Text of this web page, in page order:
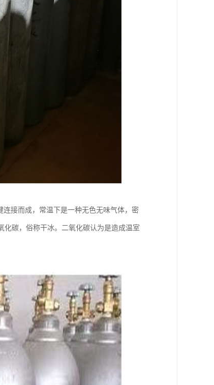
接而成，常温下是一种无色无味气体，密
化碳，俗称干冰。二氧化碳认为是造成温室